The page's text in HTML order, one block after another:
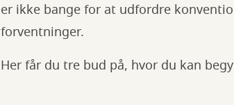
er ikke bange for at udfordre
forventninger.
Her får du tre bud på, hvor du kan